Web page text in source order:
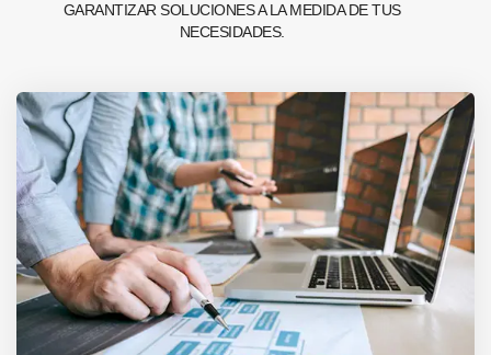
GARANTIZAR SOLUCIONES A LA MEDIDA DE TUS
NECESIDADES.